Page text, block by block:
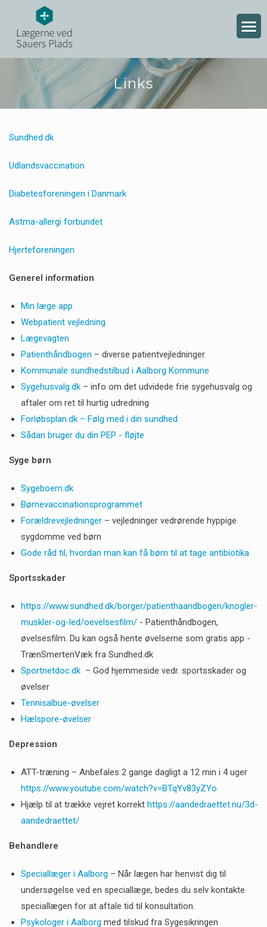
Links
Sundhed.dk
Udlandsvaccination
Diabetesforeningen i Danmark
Astma-allergi forbundet
Hjerteforeningen
Generel information
Min læge app
Webpatient vejledning
Lægevagten
Patienthåndbogen – diverse patientvejledninger
Kommunale sundhedstilbud i Aalborg Kommune
Sygehusvalg.dk – info om det udvidede frie sygehusvalg og
aftaler om ret til hurtig udredning
Forløbsplan.dk – Følg med i din sundhed
Sådan bruger du din PEP - fløjte
Syge børn
Sygeboern.dk
Børnevaccinationsprogrammet
Forældrevejledninger – vejledninger vedrørende hyppige
sygdomme ved børn
Gode råd til, hvordan man kan få børn til at tage antibiotika
Sportsskader
https://www.sundhed.dk/borger/patienthaandbogen/knogler-
muskler-og-led/oevelsesfilm/ - Patienthåndbogen,
øvelsesfilm. Du kan også hente øvelserne som gratis app -
TrænSmertenVæk fra Sundhed.dk
Sportnetdoc.dk – God hjemmeside vedr. sportsskader og
øvelser
Tennisalbue-øvelser
Hælspore-øvelser
Depression
ATT-træning – Anbefales 2 gange dagligt a 12 min i 4 uger
https://www.youtube.com/watch?v=BTqYv83yZYo
Hjælp til at trække vejret korrekt https://aandedraettet.nu/3d-
aandedraettet/
Behandlere
Speciallæger i Aalborg – Når lægen har henvist dig til
undersøgelse ved en speciallæge, bedes du selv kontakte
speciallægen for at aftale tid til konsultation.
Psykologer i Aalborg med tilskud fra Sygesikringen